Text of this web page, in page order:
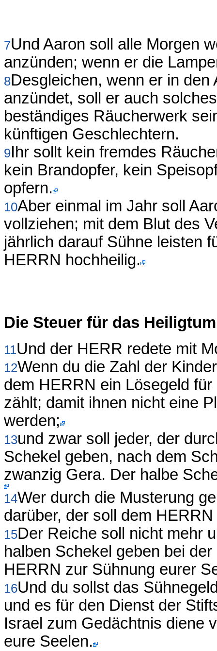
7Und Aaron soll alle Morgen
anzünden; wenn er die
8Desgleichen, wenn er in
anzündet, soll er auch
beständiges Räucherwerk
künftigen Geschlechtern.
9Ihr sollt kein fremdes
kein Brandopfer, kein
opfern.
10Aber einmal im Jahr soll
vollziehen; mit dem Blut des
jährlich darauf Sühne leisten
HERRN hochheilig.
Die Steuer für das Heiligtum
11Und der HERR redete mit
12Wenn du die Zahl der
dem HERRN ein Lösegeld
zählt; damit ihnen nicht eine
werden;
13und zwar soll jeder, der
Schekel geben, nach dem
zwanzig Gera. Der halbe
14Wer durch die Musterung
darüber, der soll dem
15Der Reiche soll nicht mehr
halben Schekel geben bei
HERRN zur Sühnung eurer
16Und du sollst das
und es für den Dienst der
Israel zum Gedächtnis diene
eure Seelen.